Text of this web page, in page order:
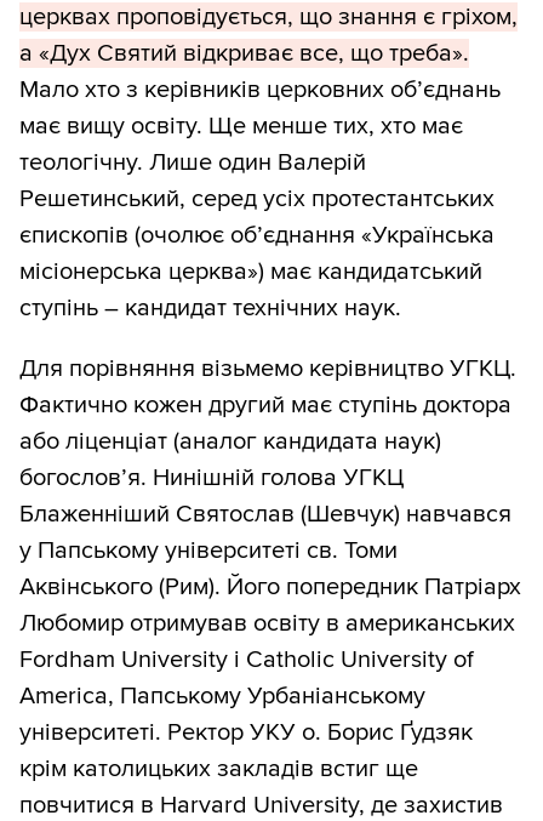
церквах проповідується, що знання є гріхом,
а «Дух Святий відкриває все, що треба».
Мало хто з керівників церковних об’єднань
має вищу освіту. Ще менше тих, хто має
теологічну. Лише один Валерій
Решетинський, серед усіх протестантських
єпископів (очолює об’єднання «Українська
місіонерська церква») має кандидатський
ступінь – кандидат технічних наук.
Для порівняння візьмемо керівництво УГКЦ.
Фактично кожен другий має ступінь доктора
або ліценціат (аналог кандидата наук)
богослов’я. Нинішній голова УГКЦ
Блаженніший Святослав (Шевчук) навчався
у Папському університеті св. Томи
Аквінського (Рим). Його попередник Патріарх
Любомир отримував освіту в американських
Fordham University і Catholic University of
America, Папському Урбаніанському
університеті. Ректор УКУ о. Борис Ґудзяк
крім католицьких закладів встиг ще
повчитися в Harvard University, де захистив